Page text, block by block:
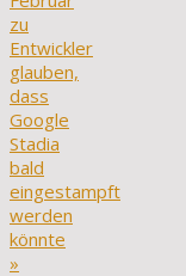
zu
Entwickler
glauben,
dass
Google
Stadia
bald
eingestampft
werden
könnte
»